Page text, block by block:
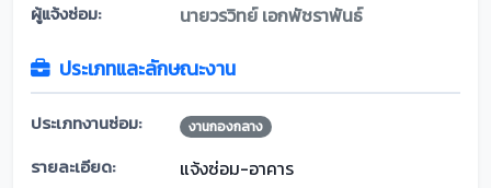
ผู้แจ้งซ่อม: นายวรวิทย์ เอกพัชราพันธ์
ประเภทและลักษณะงาน
ประเภทงานซ่อม: งานกองกลาง
รายละเอียด: แจ้งซ่อม-อาคาร